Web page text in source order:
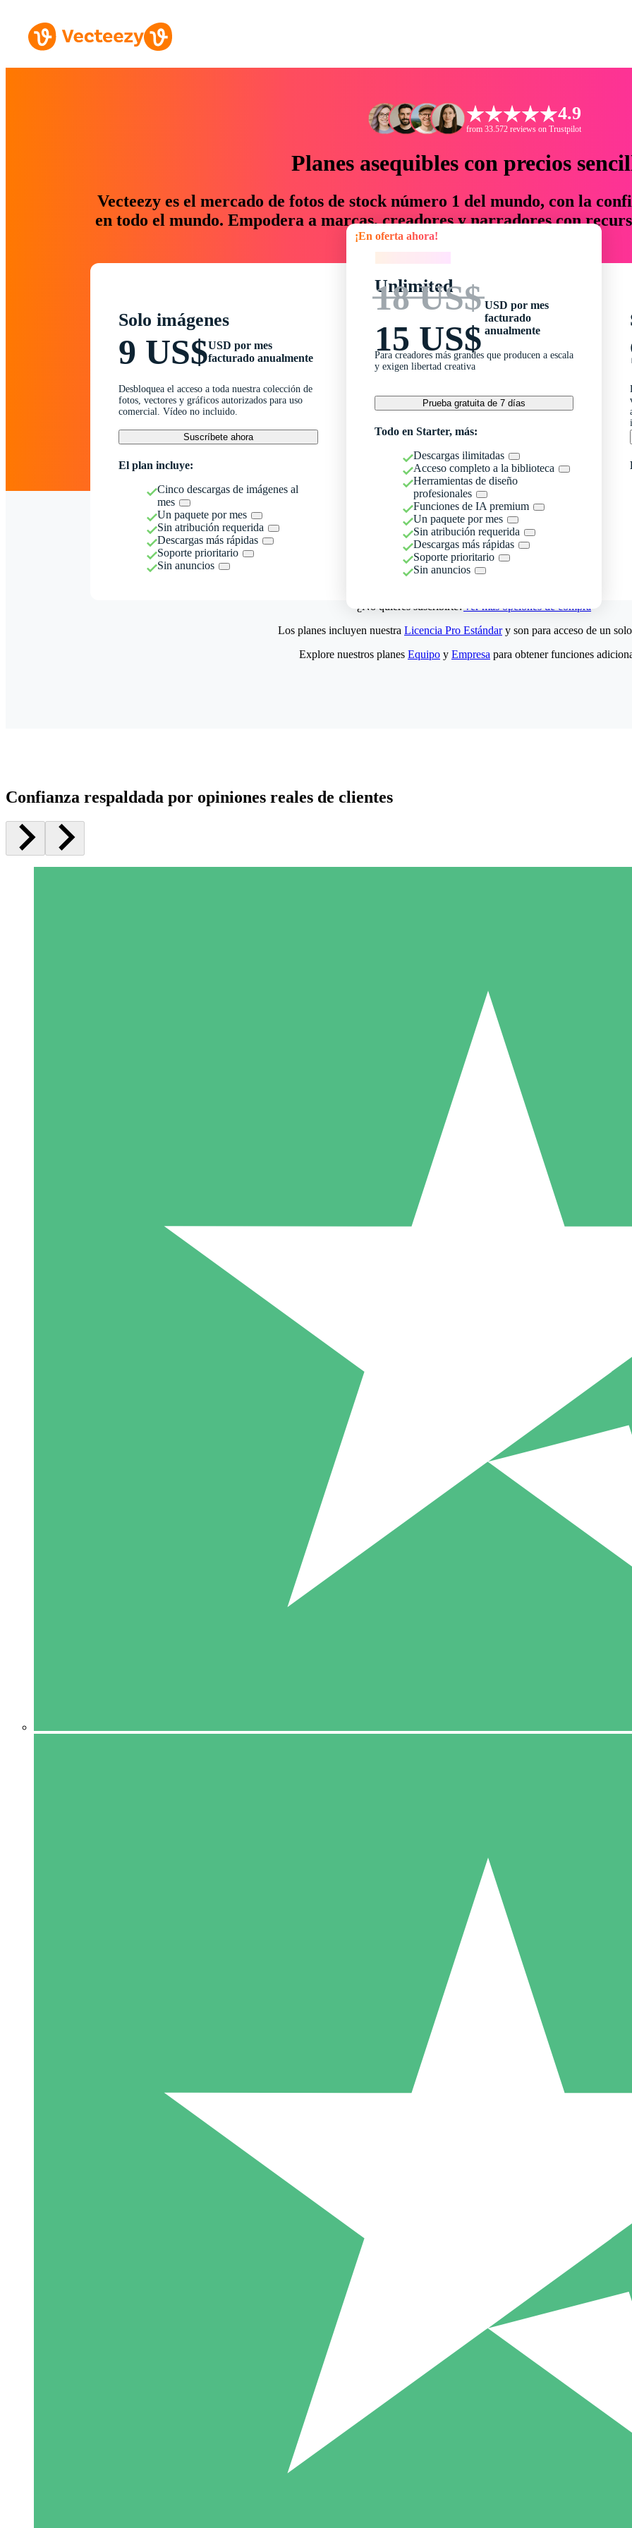
4.9
from 33.572 reviews on Trustpilot
Planes asequibles con precios
Vecteezy es el mercado de fotos de stock número 1 del mundo, con la
en todo el mundo. Empodera a marcas, creadores y narradores con
un 76 % en tiempo y presupuesto.
Solo imágenes
9 US$USD por mes
facturado anualmente
Desbloquea el acceso a toda nuestra colección de
fotos, vectores y gráficos autorizados para uso
comercial. Vídeo no incluido.
Suscríbete ahora
El plan incluye:
Cinco descargas de imágenes al
mes
Un paquete por mes
Sin atribución requerida
Descargas más rápidas
Soporte prioritario
Sin anuncios
¡En oferta ahora!
Unlimited
18 US$
15 US$
USD por mes
facturado
anualmente
Para creadores más grandes que producen a escala
y exigen libertad creativa
Prueba gratuita de 7 días
Todo en Starter, más:
Descargas ilimitadas
Acceso completo a la biblioteca
Herramientas de diseño
profesionales
Funciones de IA premium
Un paquete por mes
Sin atribución requerida
Descargas más rápidas
Soporte prioritario
Sin anuncios
¿No quieres suscribirte?Ver más opciones de compra
5 Descargas
15
Los planes incluyen nuestra Licencia Pro Estándary son para acceso de un
Explore nuestros planes Equipo y Empresa para obtener funciones
Confianza respaldada por opiniones reales de clientes